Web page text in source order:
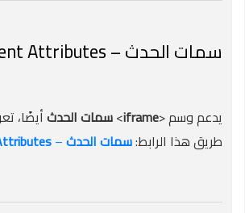
سمات الحدث – Event Attributes
يدعم وسم <iframe
>سمات الحدثأيضًا،
طريق هذا الرابط:سماتالحدث–